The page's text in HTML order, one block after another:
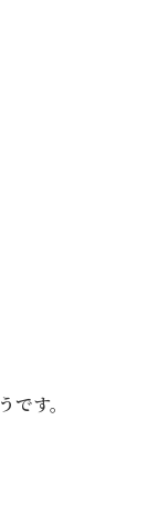
す。